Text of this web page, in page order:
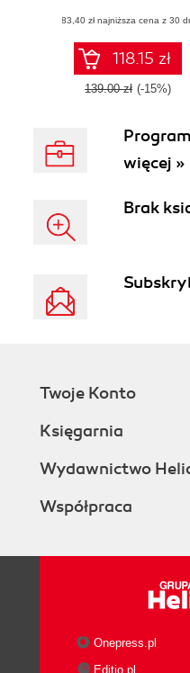
(83,40 zł najniższa cena z 30
118.15 zł
139.00 zł (-15%)
więcej »
Brak
Twoje Konto
Księgarnia
Wydawnictwo
Współpraca
Onepress.pl
Editio.pl